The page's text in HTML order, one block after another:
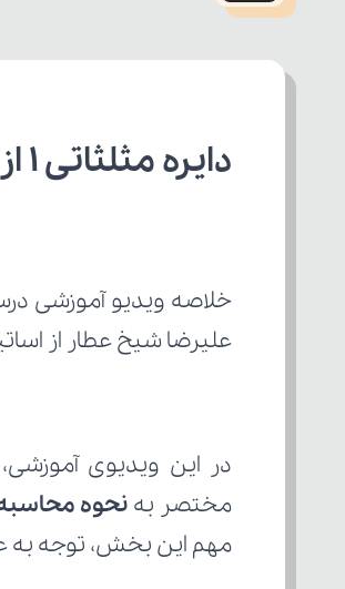
دایره مثلثاتی 1 از 2 ریاضی دهم رشته تجربی
خلاصه ویدیو آموزشی
علیرضا شیخ عطار از
مختصر به نحوه
مهم این بخش، توجه به